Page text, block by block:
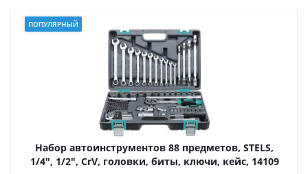
ПОПУЛЯРНЫЙ
Набор автоинструментов 88 предметов, STELS,
1/4", 1/2", CrV, головки, биты, ключи, кейс, 14109